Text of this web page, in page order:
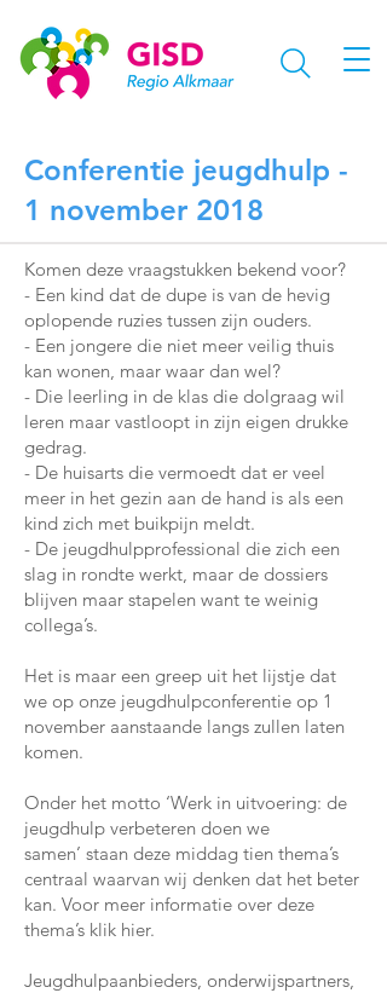
Conferentie jeugdhulp -
1 november 2018
Komen deze vraagstukken bekend voor?
- Een kind dat de dupe is van de hevig
oplopende ruzies tussen zijn ouders.
- Een jongere die niet meer veilig thuis
kan wonen, maar waar dan wel?
- Die leerling in de klas die dolgraag wil
leren maar vastloopt in zijn eigen drukke
gedrag.
- De huisarts die vermoedt dat er veel
meer in het gezin aan de hand is als een
kind zich met buikpijn meldt.
- De jeugdhulpprofessional die zich een
slag in rondte werkt, maar de dossiers
blijven maar stapelen want te weinig
collega’s.
Het is maar een greep uit het lijstje dat
we op onze jeugdhulpconferentie op 1
november aanstaande langs zullen laten
komen.
Onder het motto ‘Werk in uitvoering: de
jeugdhulp verbeteren doen we
samen’ staan deze middag tien thema’s
centraal waarvan wij denken dat het beter
kan. Voor meer informatie over deze
thema’s klik hier.
Jeugdhulpaanbieders, onderwijspartners,